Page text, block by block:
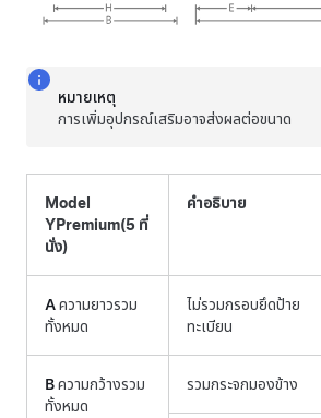
หมายเหตุ
การเพิ่มอุปกรณ์เสริมอาจส่งผลต่อขนาด
Model
YPremium(5 ที่
นั่ง)
คำอธิบาย
Aความยาวรวม
ทั้งหมด
ไม่รวมกรอบยึดป้าย
ทะเบียน
Bความกว้างรวม
ทั้งหมด
รวมกระจกมองข้าง